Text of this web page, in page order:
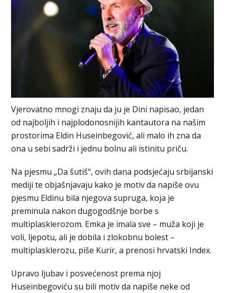
Vjerovatno mnogi znaju da ju je Dini napisao, jedan
od najboljih i najplodonosnijih kantautora na našim
prostorima Eldin Huseinbegović, ali malo ih zna da
ona u sebi sadrži i jednu bolnu ali istinitu priču.
Na pjesmu „Da šutiš“, ovih dana podsjećaju srbijanski
mediji te objašnjavaju kako je motiv da napiše ovu
pjesmu Eldinu bila njegova supruga, koja je
preminula nakon dugogodšnje borbe s
multiplasklerozom. Emka je imala sve – muža koji je
voli, ljepotu, ali je dobila i zlokobnu bolest –
multiplasklerozu, piše Kurir, a prenosi hrvatski Index.
Upravo ljubav i posvećenost prema njoj
Huseinbegoviću su bili motiv da napiše neke od